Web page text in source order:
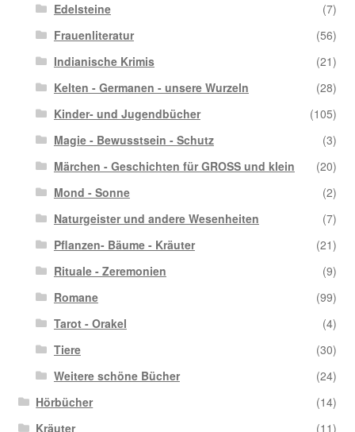
Edelsteine
(7)
Frauenliteratur
(56)
Indianische Krimis
(21)
Kelten - Germanen - unsere Wurzeln
(28)
Kinder- und Jugendbücher
(105)
Magie - Bewusstsein - Schutz
(3)
Märchen - Geschichten für GROSS und klein
(20)
Mond - Sonne
(2)
Naturgeister und andere Wesenheiten
(7)
Pflanzen- Bäume - Kräuter
(21)
Rituale - Zeremonien
(9)
Romane
(99)
Tarot - Orakel
(4)
Tiere
(30)
Weitere schöne Bücher
(24)
Hörbücher
(14)
Kräuter
(11)